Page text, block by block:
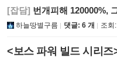
[잡담] 번개피해 120000%,
하늘땅별구름 댓글: 6 개 조회:
<보스 파워 빌드 시리즈